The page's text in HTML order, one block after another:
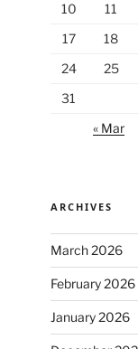
10
11
17
18
24
25
31
« Mar
ARCHIVES
March 2026
February 2026
January 2026